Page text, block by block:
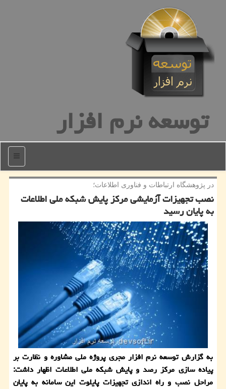
توسعه نرم افزار
منو
در پژوهشگاه ارتباطات و فناوری اطلاعات؛
نصب تجهیزات آزمایشی مركز پایش شبكه ملی اطلاعات
به پایان رسید
به گزارش توسعه نرم افزار مجری پروژه ملی مشاوره و نظارت بر
پیاده سازی مرکز رصد و پایش شبکه ملی اطلاعات اظهار داشت:
مراحل نصب و راه اندازی تجهیزات پایلوت این سامانه به پایان